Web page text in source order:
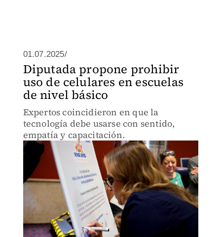
01.07.2025/
Diputada propone prohibir
uso de celulares en escuelas
de nivel básico
Expertos coincidieron en que la
tecnología debe usarse con sentido,
empatía y capacitación.